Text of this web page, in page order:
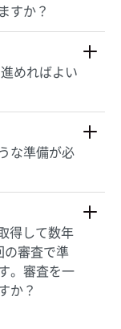
すか？
めればよい
な準備が必
得して数年
の審査で準
。審査を一
か？